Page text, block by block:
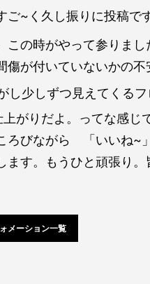
~く久し振りに投稿です
の時がやって参りま
が付いていないかの
少しずつ見えてくる
りだよ。ってな感じ
びながら 「いいね~
す。もうひと頑張り。
メーション一覧